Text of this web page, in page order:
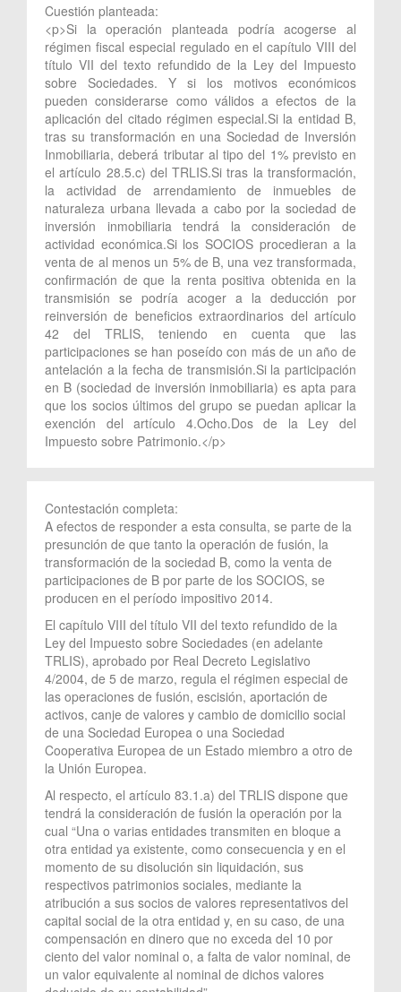
Cuestión planteada:
<p>Si la operación planteada podría acogerse al
régimen fiscal especial regulado en el capítulo VIII del
título VII del texto refundido de la Ley del Impuesto
sobre Sociedades. Y si los motivos económicos
pueden considerarse como válidos a efectos de la
aplicación del citado régimen especial.Si la entidad B,
tras su transformación en una Sociedad de Inversión
Inmobiliaria, deberá tributar al tipo del 1% previsto en
el artículo 28.5.c) del TRLIS.Si tras la transformación,
la actividad de arrendamiento de inmuebles de
naturaleza urbana llevada a cabo por la sociedad de
inversión inmobiliaria tendrá la consideración de
actividad económica.Si los SOCIOS procedieran a la
venta de al menos un 5% de B, una vez transformada,
confirmación de que la renta positiva obtenida en la
transmisión se podría acoger a la deducción por
reinversión de beneficios extraordinarios del artículo
42 del TRLIS, teniendo en cuenta que las
participaciones se han poseído con más de un año de
antelación a la fecha de transmisión.Si la participación
en B (sociedad de inversión inmobiliaria) es apta para
que los socios últimos del grupo se puedan aplicar la
exención del artículo 4.Ocho.Dos de la Ley del
Impuesto sobre Patrimonio.</p>
Contestación completa:
A efectos de responder a esta consulta, se parte de la
presunción de que tanto la operación de fusión, la
transformación de la sociedad B, como la venta de
participaciones de B por parte de los SOCIOS, se
producen en el período impositivo 2014.
El capítulo VIII del título VII del texto refundido de la
Ley del Impuesto sobre Sociedades (en adelante
TRLIS), aprobado por Real Decreto Legislativo
4/2004, de 5 de marzo, regula el régimen especial de
las operaciones de fusión, escisión, aportación de
activos, canje de valores y cambio de domicilio social
de una Sociedad Europea o una Sociedad
Cooperativa Europea de un Estado miembro a otro de
la Unión Europea.
Al respecto, el artículo 83.1.a) del TRLIS dispone que
tendrá la consideración de fusión la operación por la
cual “Una o varias entidades transmiten en bloque a
otra entidad ya existente, como consecuencia y en el
momento de su disolución sin liquidación, sus
respectivos patrimonios sociales, mediante la
atribución a sus socios de valores representativos del
capital social de la otra entidad y, en su caso, de una
compensación en dinero que no exceda del 10 por
ciento del valor nominal o, a falta de valor nominal, de
un valor equivalente al nominal de dichos valores